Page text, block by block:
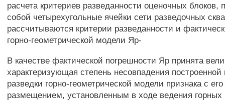
расчета критериев разведанности оценочных
собой четырехугольные ячейки сети разведочных
рассчитываются критерии разведанности и
горно-геометрической модели Яр-
В качестве фактической погрешности Яр принята
характеризующая степень несовпадения
разведки горно-геометрической модели признака с
размещением, установленным в ходе ведения горных